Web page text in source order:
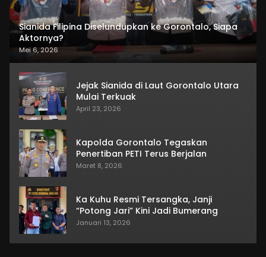
Sianida Filipina Diselundupkan ke Gorontalo, Siapa
Aktornya?
Mei 6, 2026
Jejak Sianida di Laut Gorontalo Utara
Mulai Terkuak
April 23, 2026
Kapolda Gorontalo Tegaskan
Penertiban PETI Terus Berjalan
Maret 8, 2026
Ka Kuhu Resmi Tersangka, Janji
“Potong Jari” Kini Jadi Bumerang
Januari 13, 2026